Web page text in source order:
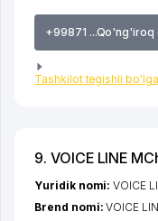
+99871 ...Qo'ng'iroq
Tashkilot tegishli
9. VOICE LINE
Yuridik nomi:VOICE
Brend nomi:VOICE